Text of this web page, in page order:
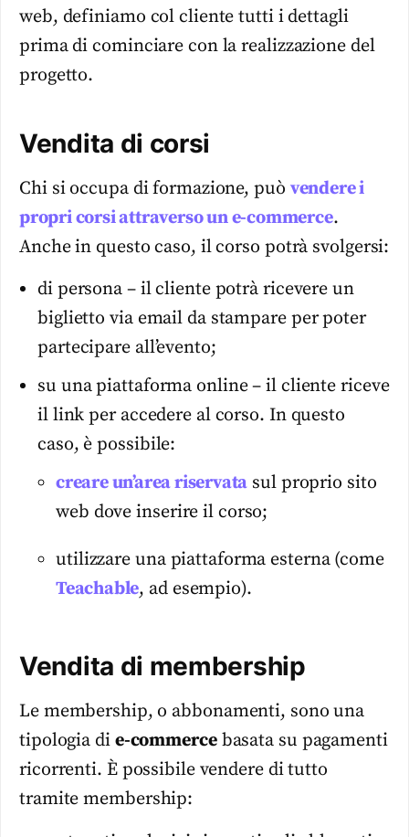
web, definiamo col cliente tutti i dettagli
prima di cominciare con la realizzazione del
progetto.
Vendita di corsi
Chi si occupa di formazione, può vendere i
propri corsi attraverso un e-commerce.
Anche in questo caso, il corso potrà svolgersi:
di persona – il cliente potrà ricevere un
biglietto via email da stampare per poter
partecipare all’evento;
su una piattaforma online – il cliente riceve
il link per accedere al corso. In questo
caso, è possibile:
creare un’area riservata sul proprio sito
web dove inserire il corso;
utilizzare una piattaforma esterna (come
Teachable, ad esempio).
Vendita di membership
Le membership, o abbonamenti, sono una
tipologia di e-commercebasata su pagamenti
ricorrenti. È possibile vendere di tutto
tramite membership: